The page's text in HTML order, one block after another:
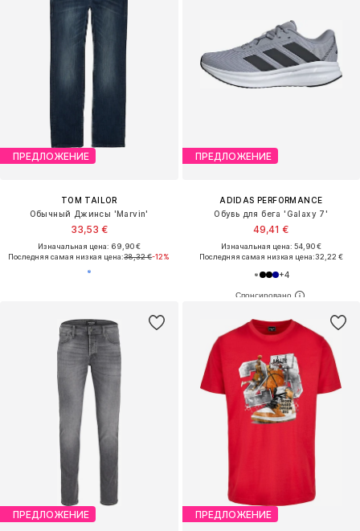
ПРЕДЛОЖЕНИЕ
TOM TAILOR
Обычный Джинсы 'Marvin'
33,53 €
Изначальная цена: 69,90 €
Последняя самая низкая цена:38,32 €-12%
ПРЕДЛОЖЕНИЕ
ADIDAS PERFORMANCE
Обувь для бега 'Galaxy 7'
49,41 €
Изначальная цена: 54,90 €
Последняя самая низкая цена:32,22 €
+4
ПРЕДЛОЖЕНИЕ ПРЕДЛОЖЕНИЕ